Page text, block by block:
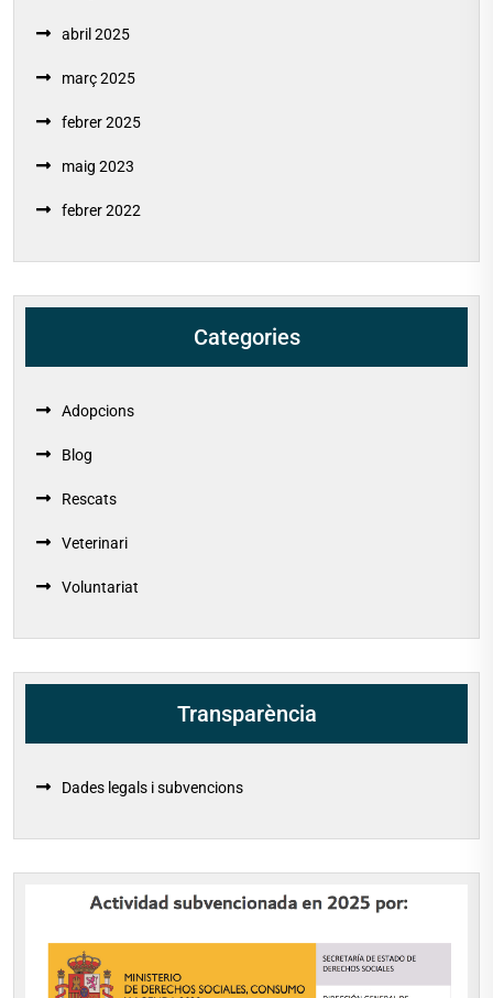
abril 2025
març 2025
febrer 2025
maig 2023
febrer 2022
Categories
Adopcions
Blog
Rescats
Veterinari
Voluntariat
Transparència
Dades legals i subvencions